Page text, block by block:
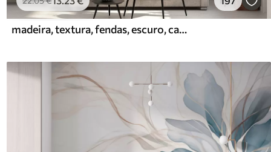
madeira, textura, fendas, escuro, casca, superfície